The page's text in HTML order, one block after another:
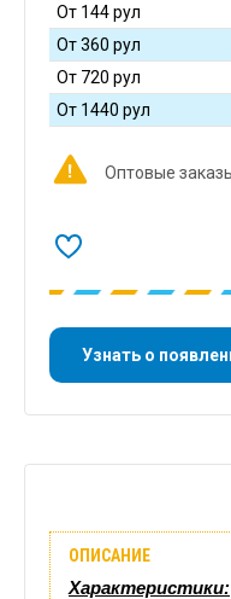
От 144 рул
От 360 рул
От 720 рул
От 1440 рул
Оптовые
Узнать о
Отзывы
ОПИСАНИЕ
Характеристики: